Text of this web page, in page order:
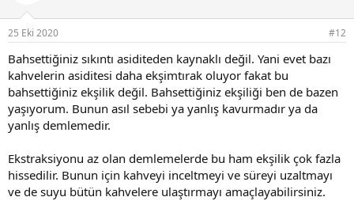
:
25 Eki 2020 #12
Bahsettiğiniz sıkıntı asiditeden kaynaklı değil. Yani evet bazı
kahvelerin asiditesi daha ekşimtırak oluyor fakat bu
bahsettiğiniz ekşilik değil. Bahsettiğiniz ekşiliği ben de bazen
yaşıyorum. Bunun asıl sebebi ya yanlış kavurmadır ya da
yanlış demlemedir.
Ekstraksiyonu az olan demlemelerde bu ham ekşilik çok fazla
hissedilir. Bunun için kahveyi inceltmeyi ve süreyi uzaltmayı
ve de suyu bütün kahvelere ulaştırmayı amaçlayabilirsiniz.